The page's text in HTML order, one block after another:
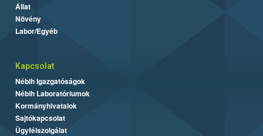
Állat
Növény
Labor/Egyéb
Kapcsolat
Nébih Igazgatóságok
Nébih Laboratóriumok
Kormányhivatalok
Sajtókapcsolat
Ügyfélszolgálat